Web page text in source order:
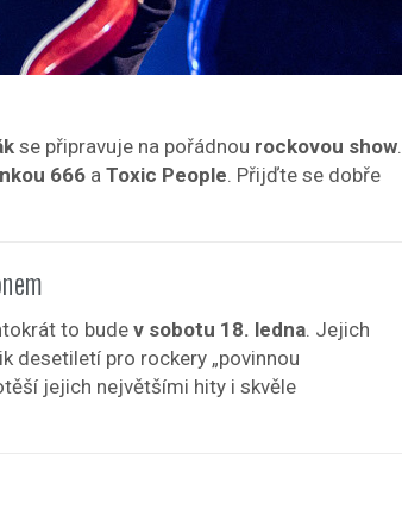
se připravuje na pořádnou rockovou show.
666a Toxic People. Přijďte se dobře
to bude v sobotu 18. ledna. Jejich
desetiletí pro rockery „povinnou
jejich největšími hity i skvěle